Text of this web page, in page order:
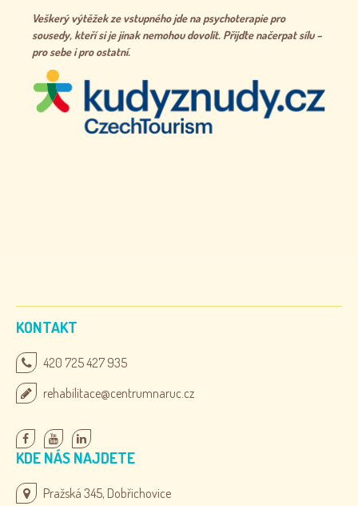
Veškerý výtěžek ze vstupného jde na psychoterapie pro
sousedy, kteří si je jinak nemohou dovolit. Přijďte načerpat sílu –
pro sebe i pro ostatní.
KONTAKT
420 725 427 935
rehabilitace@centrumnaruc.cz
KDE NÁS NAJDETE
Pražská 345, Dobřichovice